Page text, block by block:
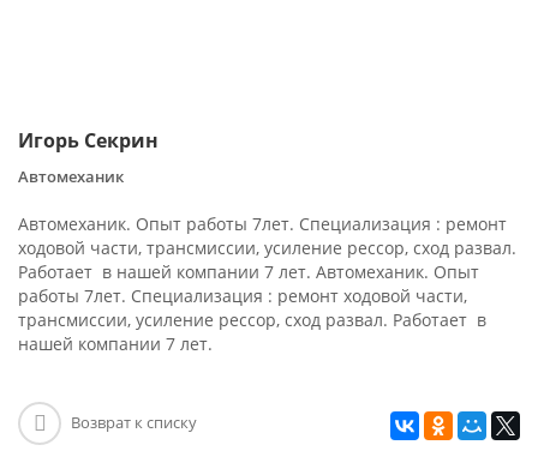
Игорь Секрин
Автомеханик
Автомеханик. Опыт работы 7лет. Специализация : ремонт
ходовой части, трансмиссии, усиление рессор, сход развал.
Работает в нашей компании 7 лет. Автомеханик. Опыт
работы 7лет. Специализация : ремонт ходовой части,
трансмиссии, усиление рессор, сход развал. Работает в
нашей компании 7 лет.
Возврат к списку